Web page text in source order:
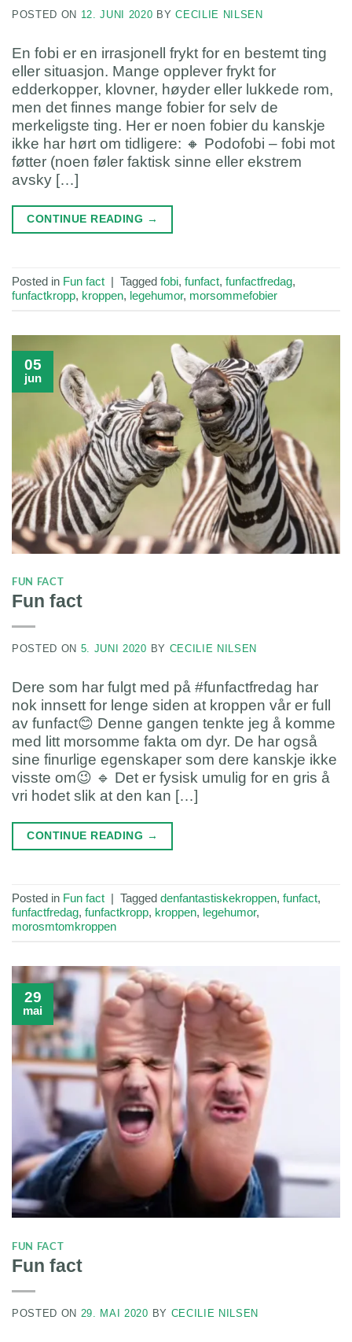
POSTED ON 12. JUNI 2020 BYCECILIE NILSEN
En fobi er en irrasjonell frykt for en bestemt ting
eller situasjon. Mange opplever frykt for
edderkopper, klovner, høyder eller lukkede rom,
men det finnes mange fobier for selv de
merkeligste ting. Her er noen fobier du kanskje
ikke har hørt om tidligere: 🔸 Podofobi – fobi mot
føtter (noen føler faktisk sinne eller ekstrem
avsky […]
CONTINUE READING →
Posted in Fun fact | Tagged fobi, funfact, funfactfredag,
funfactkropp, kroppen, legehumor, morsommefobier
05
jun
FUN FACT
Fun fact
POSTED ON 5. JUNI 2020 BY CECILIE NILSEN
Dere som har fulgt med på #funfactfredag har
nok innsett for lenge siden at kroppen vår er full
av funfact😊 Denne gangen tenkte jeg å komme
med litt morsomme fakta om dyr. De har også
sine finurlige egenskaper som dere kanskje ikke
visste om😉 🔹 Det er fysisk umulig for en gris å
vri hodet slik at den kan […]
CONTINUE READING →
Posted in Fun fact | Tagged denfantastiskekroppen, funfact,
funfactfredag, funfactkropp, kroppen, legehumor,
morosmtomkroppen
29
mai
FUN FACT
Fun fact
POSTED ON 29. MAI 2020 BY CECILIE NILSEN